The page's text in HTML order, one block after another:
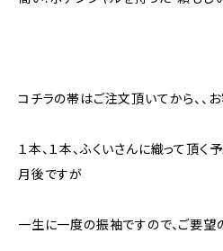
コチラの帯はご注文頂いてから、、
１本、１本、ふくいさんに織って頂
月後ですが
一生に一度の振袖ですので、ご要望